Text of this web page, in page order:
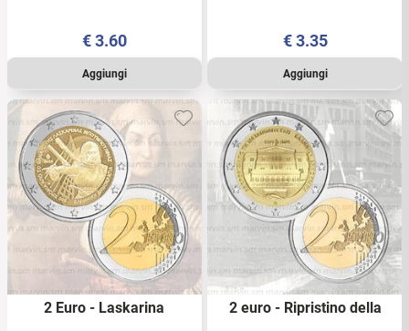
€3.60 €3.35
2 Euro - Laskarina
2 euro - Ripristino della